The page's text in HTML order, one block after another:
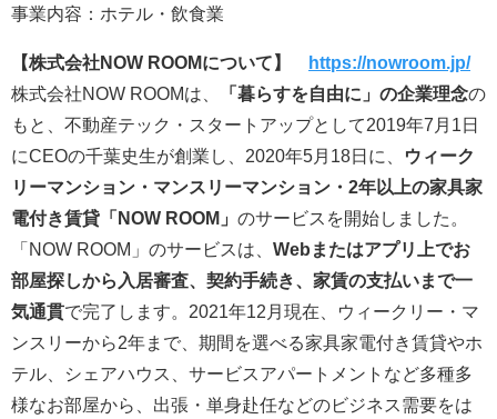
事業内容：ホテル・飲食業
【株式会社NOW ROOMについて】
https://nowroom.jp/
株式会社NOW ROOMは、
「暮らすを自由に」の企業理念の
もと、不動産テック・スタートアップとして2019年7月1日
にCEOの千葉史生が創業し、2020年5月18日に、
ウィーク
リーマンション・マンスリーマンション・2年以上の家具家
電付き賃貸「NOW ROOM」 のサービスを開始しました。
「NOW ROOM」のサービスは、 Webまたはアプリ上でお
部屋探しから入居審査、契約手続き、家賃の支払いまで一
気通貫で完了します。2021年12月現在、ウィークリー・マ
ンスリーから2年まで、期間を選べる家具家電付き賃貸やホ
テル、シェアハウス、サービスアパートメントなど多種多
様なお部屋から、出張・単身赴任などのビジネス需要をは